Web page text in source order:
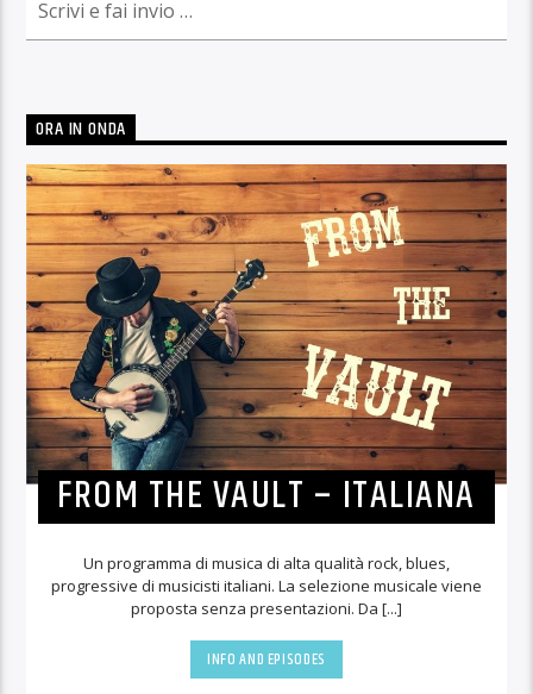
ORA IN ONDA
FROM THE VAULT – ITALIANA
Un programma di musica di alta qualità rock, blues,
progressive di musicisti italiani. La selezione musicale viene
proposta senza presentazioni. Da [...]
INFO AND EPISODES